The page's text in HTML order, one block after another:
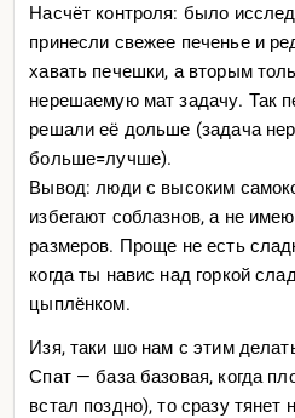
Насчёт контроля: было
принесли свежее печенье и
хавать печешки, а вторым
нерешаемую мат задачу. Так
решали её дольше (задача
больше=лучше).
Вывод: люди с высоким
избегают соблазнов, а не
размеров. Проще не есть
когда ты навис над горкой
цыплёнком.
Изя, таки шо нам с этим
Спат — база базовая, когда
встал поздно), то сразу тянет